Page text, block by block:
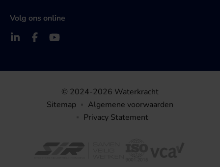
Volg ons online
© 2024-2026 Waterkracht
Sitemap
Algemene voorwaarden
Privacy Statement